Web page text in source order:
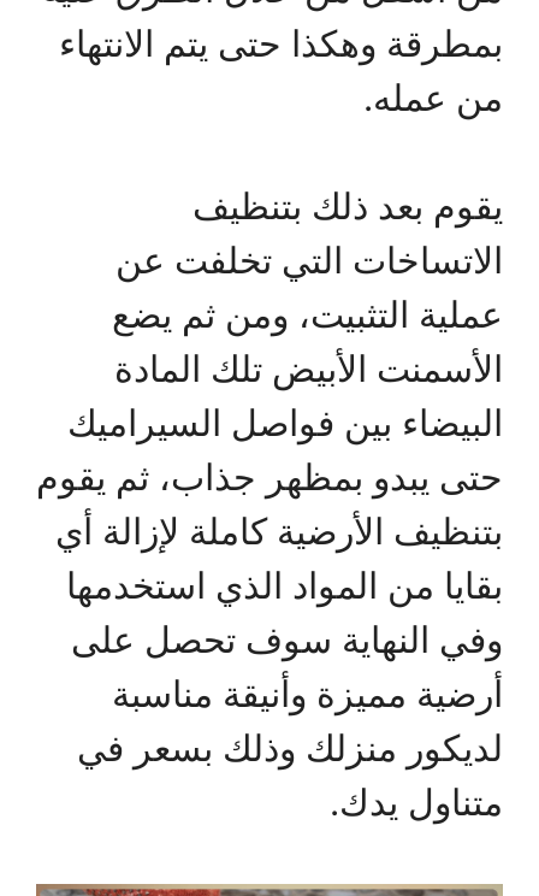
بمطرقة وهكذا حتى يتم الانتهاء
من عمله.
يقوم بعد ذلك بتنظيف
الاتساخات التي تخلفت عن
عملية التثبيت، ومن ثم يضع
الأسمنت الأبيض تلك المادة
البيضاء بين فواصل السيراميك
حتى يبدو بمظهر جذاب، ثم يقوم
بتنظيف الأرضية كاملة لإزالة أي
بقايا من المواد الذي استخدمها
وفي النهاية سوف تحصل على
أرضية مميزة وأنيقة مناسبة
لديكور منزلك وذلك بسعر في
متناول يدك.